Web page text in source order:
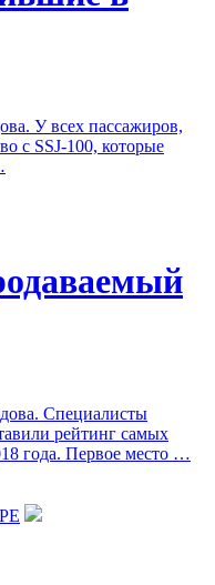
У всех пассажиров,
с SSJ-100, которые
Специалисты
рейтинг самых
года. Первое место …